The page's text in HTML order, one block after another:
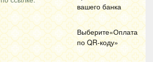
вашего банка
Выберите«Оплата
по QR-коду»